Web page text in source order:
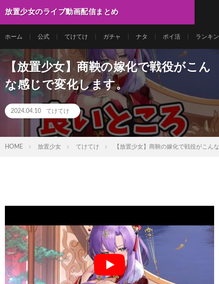
放置少女のライブ動画配信まとめ
ホーム 公式 てけてけ ガチャ ナタ ポイ活 ランキ
【放置少女】商鞅の嫁化で戦役がこん
な感じで変化します。
2024.04.10 てけてけ
HOME 放置少女 てけてけ 【放置少女】商鞅の嫁化で戦役がこん